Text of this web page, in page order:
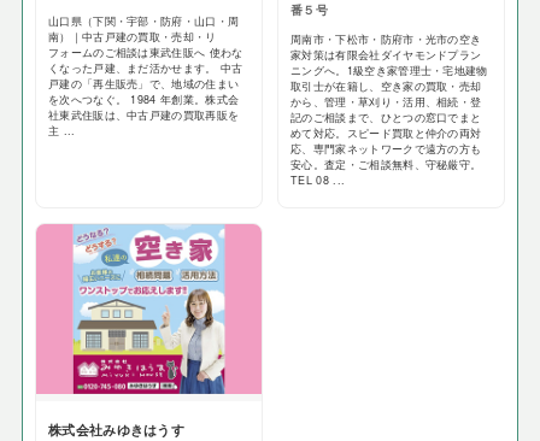
山口県（下関・宇部・防府・山口・周
南）｜中古戸建の買取・売却・リ
フォームのご相談は東武住販へ 使わな
くなった戸建、まだ活かせます。 中古
戸建の「再生販売」で、地域の住まい
を次へつなぐ。 1984 年創業。株式会
社東武住販は、中古戸建の買取再販を
主 ...
番５号
周南市・下松市・防府市・光市の空き
家対策は有限会社ダイヤモンドプラン
ニングへ。1級空き家管理士・宅地建物
取引士が在籍し、空き家の買取・売却
から、管理・草刈り・活用、相続・登
記のご相談まで、ひとつの窓口でまと
めて対応。スピード買取と仲介の両対
応、専門家ネットワークで遠方の方も
安心。査定・ご相談無料、守秘厳守。
TEL 08 ...
株式会社みゆきはうす